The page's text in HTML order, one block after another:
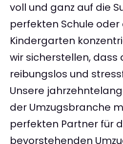
voll und ganz auf die
perfekten Schule
Kindergarten
wir sicherstellen, dass
reibungslos und
Unsere
der Umzugsbranche
perfekten Partner für
bevorstehenden